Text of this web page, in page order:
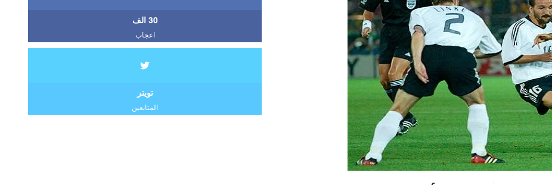
30 الف
اعجاب
تويتر
المتابعين